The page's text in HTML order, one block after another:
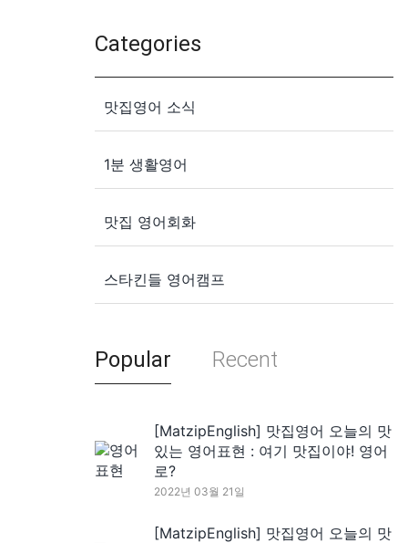
Categories
맛집영어 소식
1분 생활영어
맛집 영어회화
스타킨들 영어캠프
Popular Recent
[MatzipEnglish] 맛집영어 오늘의 맛
있는 영어표현 : 여기 맛집이야! 영어
로?
2022년 03월 21일
[MatzipEnglish] 맛집영어 오늘의 맛